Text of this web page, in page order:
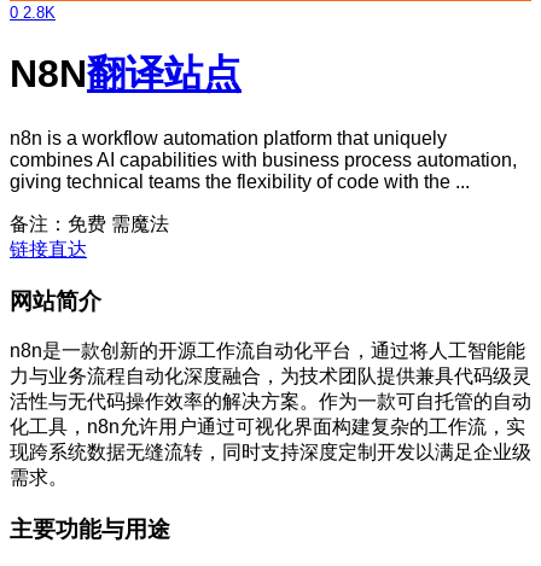
0 2.8K
N8N翻译站点
n8n is a workflow automation platform that uniquely
combines AI capabilities with business process automation,
giving technical teams the flexibility of code with the ...
备注：免费 需魔法
链接直达
网站简介
n8n是一款创新的开源工作流自动化平台，通过将人工智能能
力与业务流程自动化深度融合，为技术团队提供兼具代码级灵
活性与无代码操作效率的解决方案。作为一款可自托管的自动
化工具，n8n允许用户通过可视化界面构建复杂的工作流，实
现跨系统数据无缝流转，同时支持深度定制开发以满足企业级
需求。
主要功能与用途